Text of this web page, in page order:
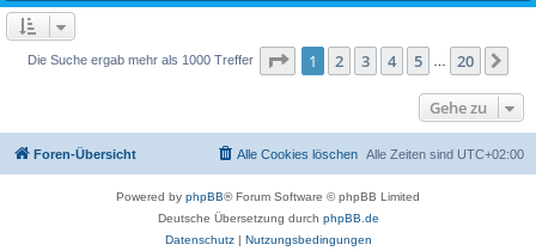
Die Suche ergab mehr als 1000 Treffer Seite 1von 20
1 2 3 4 5 20
Gehe zu
Foren-Übersicht Alle Zeiten sind UTC+02:00
Alle Cookies löschen
Powered by phpBB® Forum Software © phpBB Limited
Deutsche Übersetzung durch phpBB.de
Datenschutz| Nutzungsbedingungen